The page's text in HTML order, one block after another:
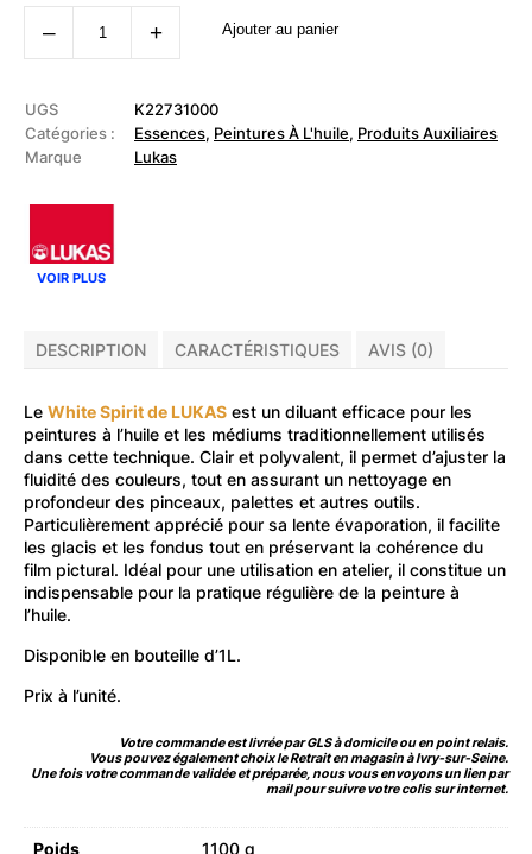
‒
quantité
de
spirit
1L
+ Ajouter au panier
UGS
K22731000
Catégories :
Essences, Peintures À L'huile, Produits Auxiliaires
Marque
Lukas
VOIR PLUS
DESCRIPTION CARACTÉRISTIQUES AVIS (0)
Le White Spirit de LUKAS est un diluant efficace pour les
peintures à l’huile et les médiums traditionnellement utilisés
dans cette technique. Clair et polyvalent, il permet d’ajuster la
fluidité des couleurs, tout en assurant un nettoyage en
profondeur des pinceaux, palettes et autres outils.
Particulièrement apprécié pour sa lente évaporation, il facilite
les glacis et les fondus tout en préservant la cohérence du
film pictural. Idéal pour une utilisation en atelier, il constitue un
indispensable pour la pratique régulière de la peinture à
l’huile.
Disponible en bouteille d’1L.
Prix à l’unité.
Votre commande est livrée par GLS à domicile ou en point relais.
Vous pouvez également choix le Retrait en magasin à Ivry-sur-Seine.
Une fois votre commande validée et préparée, nous vous envoyons un lien par
mail pour suivre votre colis sur internet.
Poids 1100 g